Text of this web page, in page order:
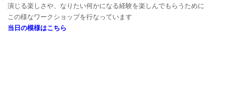
演じる楽しさや、なりたい何かになる経験を楽しんでもらうために
この様なワークショップを行なっています
当日の模様はこちら